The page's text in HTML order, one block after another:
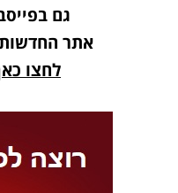
גם
אתר החדשות
לחצו